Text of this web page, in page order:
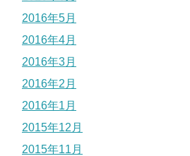
2016年5月
2016年4月
2016年3月
2016年2月
2016年1月
2015年12月
2015年11月